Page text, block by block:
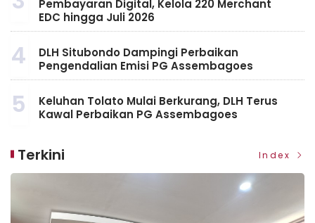
Pembayaran Digital, Kelola 220 Merchant
EDC hingga Juli 2026
4
DLH Situbondo Dampingi Perbaikan
Pengendalian Emisi PG Assembagoes
5
Keluhan Tolato Mulai Berkurang, DLH Terus
Kawal Perbaikan PG Assembagoes
Terkini Index